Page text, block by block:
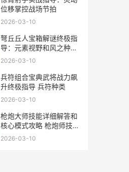
位移掌控战场节拍
2026-03-10
弩丘丘人宝箱解谜终极指
导：元素视野和风之种诀
窍大揭晓 丘丘人的箭矢
2026-03-10
兵符组合宝典武将战力飙
升终极指导 兵符种类
2026-03-10
枪炮大师技能详细解答和
核心模式攻略 枪炮师技能
介绍
2026-03-10